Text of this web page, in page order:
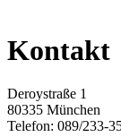
Kontakt
Deroystraße 1
80335 München
Telefon: 089/233-